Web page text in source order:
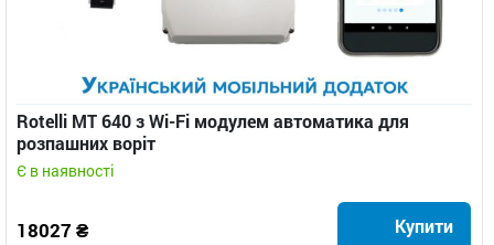
Rotelli МТ 640 з Wi-Fi модулем автоматика для
розпашних воріт
Є в наявності
18027 ₴ Купити